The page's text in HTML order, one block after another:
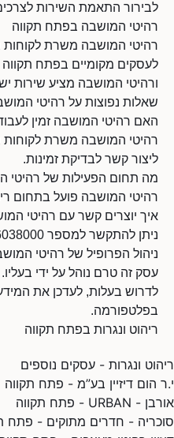
לבירור התאמת השירות
רהיטי המושבה בפתח תקווה
רהיטי המושבה משרת
לעסקים מקומיים בפתח תקווה
ורהיטי המושבה מציע שירות
שאלות נפוצות על רהיטי
האם רהיטי המושבה זמין
רהיטי המושבה משרת
ליצור קשר לבדיקת זמינות.
מה תחום הפעילות של רהיטי
רהיטי המושבה פועל בתחום
איך יוצרים קשר עם רהיטי
ניתן להתקשר למספר 036038000.
ניהול הפרופיל של רהיטי
עסק זה טרם נוהל על ידי
לדרוש בעלות, לעדכן את
בפלטפורמה.
ריהוט ונגרות בפתח תקווה
ריהוט ונגרות - עסקים נוספים
י.ר הום דיזיין בע”מ - פתח תקווה
אורבן - URBAN - פתח תקווה
סוכריה - חדרים מתוקים - פתח